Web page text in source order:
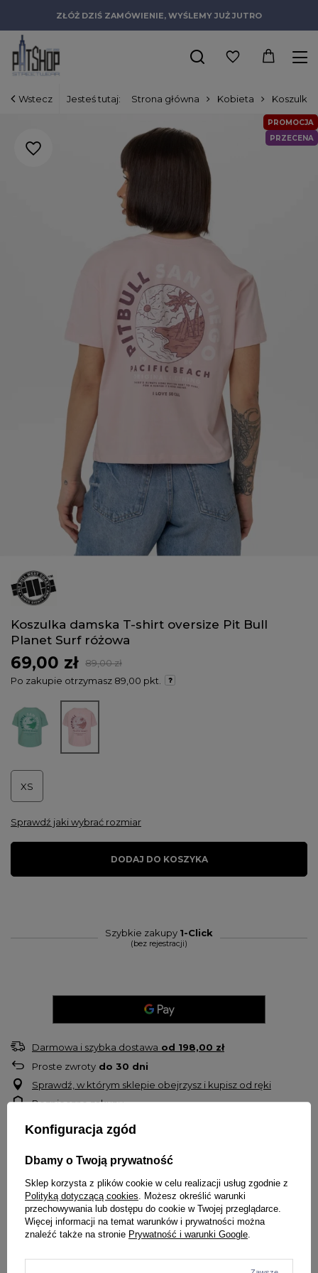
ZŁÓŻ DZIŚ ZAMÓWIENIE, WYŚLEMY JUŻ JUTRO
Wstecz Jesteś tutaj: Strona główna Kobieta Koszulki
PROMOCJA
PRZECENA
Koszulka damska T-shirt oversize Pit Bull
Planet Surf różowa
69,00 zł
89,00 zł
Po zakupie otrzymasz 89,00 pkt.
XS
Sprawdź jaki wybrać rozmiar
DODAJ DO KOSZYKA
Szybkie zakupy 1-Click
(bez rejestracji)
Darmowa i szybka dostawa od 198,00 zł
Proste zwroty do 30 dni
Sprawdź, w którym sklepie obejrzysz i kupisz od ręki
Bezpieczne zakupy
OPIS
ModelPlanet Surf
Luźniejszy fason
Krój oversize z okrągłym dekoltem
Na piersi mały nadruk
Przy szyi koszulka wykończona dodatkową lamówką przeciw
Konfiguracja zgód
Dbamy o Twoją prywatność
Sklep korzysta z plików cookie w celu realizacji usług zgodnie z
Polityką dotyczącą cookies . Możesz określić warunki
przechowywania lub dostępu do cookie w Twojej przeglądarce.
Więcej informacji na temat warunków i prywatności można
znaleźć także na stronie Prywatność i warunki Google